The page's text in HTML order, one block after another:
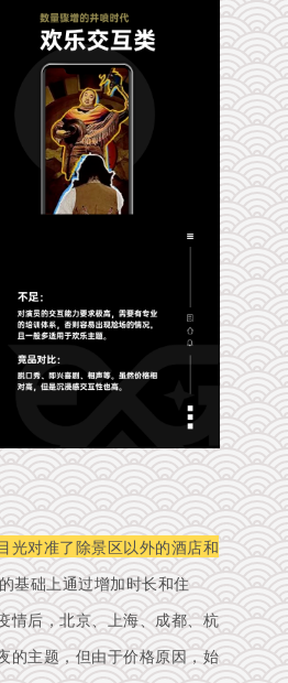
光对准了除景区以外的酒店和
基础上通过增加时长和住
情后，北京、上海、成都、杭
的主题，但由于价格原因，始